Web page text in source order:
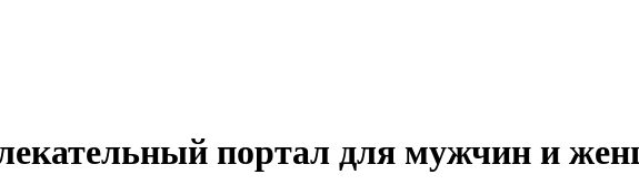
портал для мужчин и